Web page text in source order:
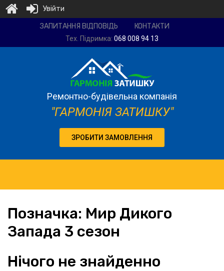
компанія
ЗАПИТАННЯ ВІДПОВІДЬ КОНТАКТИ
Тех. Підримка: 068 008 94 13
Ремонтно-будівельна компанія
"ГАРМОНІЯ ЗАТИШКУ"
ЗРОБИТИ ЗАМОВЛЕННЯ
Позначка: Мир Дикого
Запада 3 сезон
Нічого не знайденно
Увійти